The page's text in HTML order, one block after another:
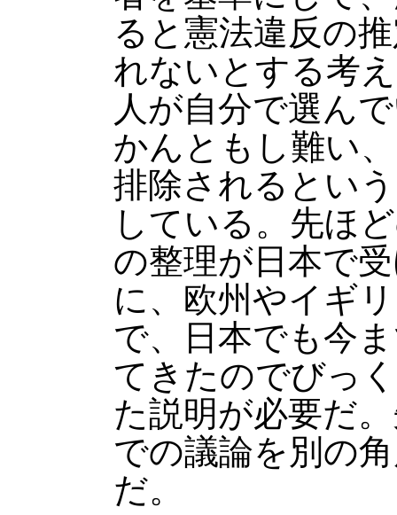
ると憲法違反の
れないとする考
人が自分で選ん
かんともし難い
排除されるとい
している。先ほ
の整理が日本で
に、欧州やイギ
で、日本でも今
てきたのでびっ
た説明が必要だ
での議論を別の
だ。